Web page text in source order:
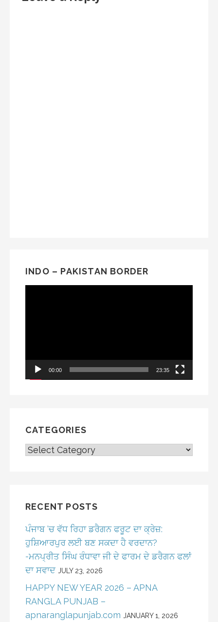
INDO – PAKISTAN BORDER
00:00 23:35
CATEGORIES
CATEGORIES
RECENT POSTS
ਪੰਜਾਬ ‘ਚ ਵੱਧ ਰਿਹਾ ਡਰੈਗਨ ਫਰੂਟ ਦਾ ਕ੍ਰੇਜ਼:
ਹੁਸ਼ਿਆਰਪੁਰ ਲਈ ਬਣ ਸਕਦਾ ਹੈ ਵਰਦਾਨ?
-ਮਨਪ੍ਰੀਤ ਸਿੰਘ ਰੰਧਾਵਾ ਜੀ ਦੇ ਫਾਰਮ ਦੇ ਡਰੈਗਨ ਫਲਾਂ
ਦਾ ਸਵਾਦ JULY 23, 2026
HAPPY NEW YEAR 2026 – APNA
RANGLA PUNJAB –
apnaranglapunjab.com JANUARY 1, 2026